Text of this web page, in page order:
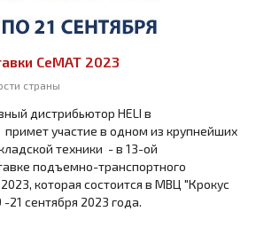
СеМАТ 2023
страны
дистрибьютор HELI в
участие в одном из крупнейших
техники - в 13-ой
подъемно-транспортного
которая состоится в МВЦ "Крокус
21 сентября 2023 года.